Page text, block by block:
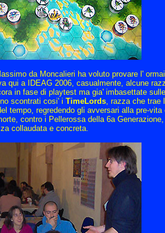
da Moncalieri ha voluto provare l' ormai
qui a IDEAG 2006, casualmente, alcune
in fase di playtest ma gia' imbasettate sulle
scontrati cosi' i TimeLords, razza che trae
tempo, regredendo gli avversari alla pre-vita
contro i Pellerossa della 6a Generazione,
collaudata e concreta.